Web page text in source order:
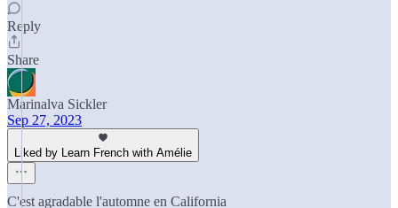
Reply
Share
Marinalva Sickler
Sep 27, 2023
Liked by Learn French with Amélie
C'est agradable l'automne en California